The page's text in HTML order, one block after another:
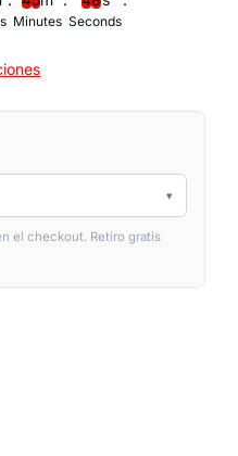
Minutes Seconds
▾
el checkout. Retiro gratis